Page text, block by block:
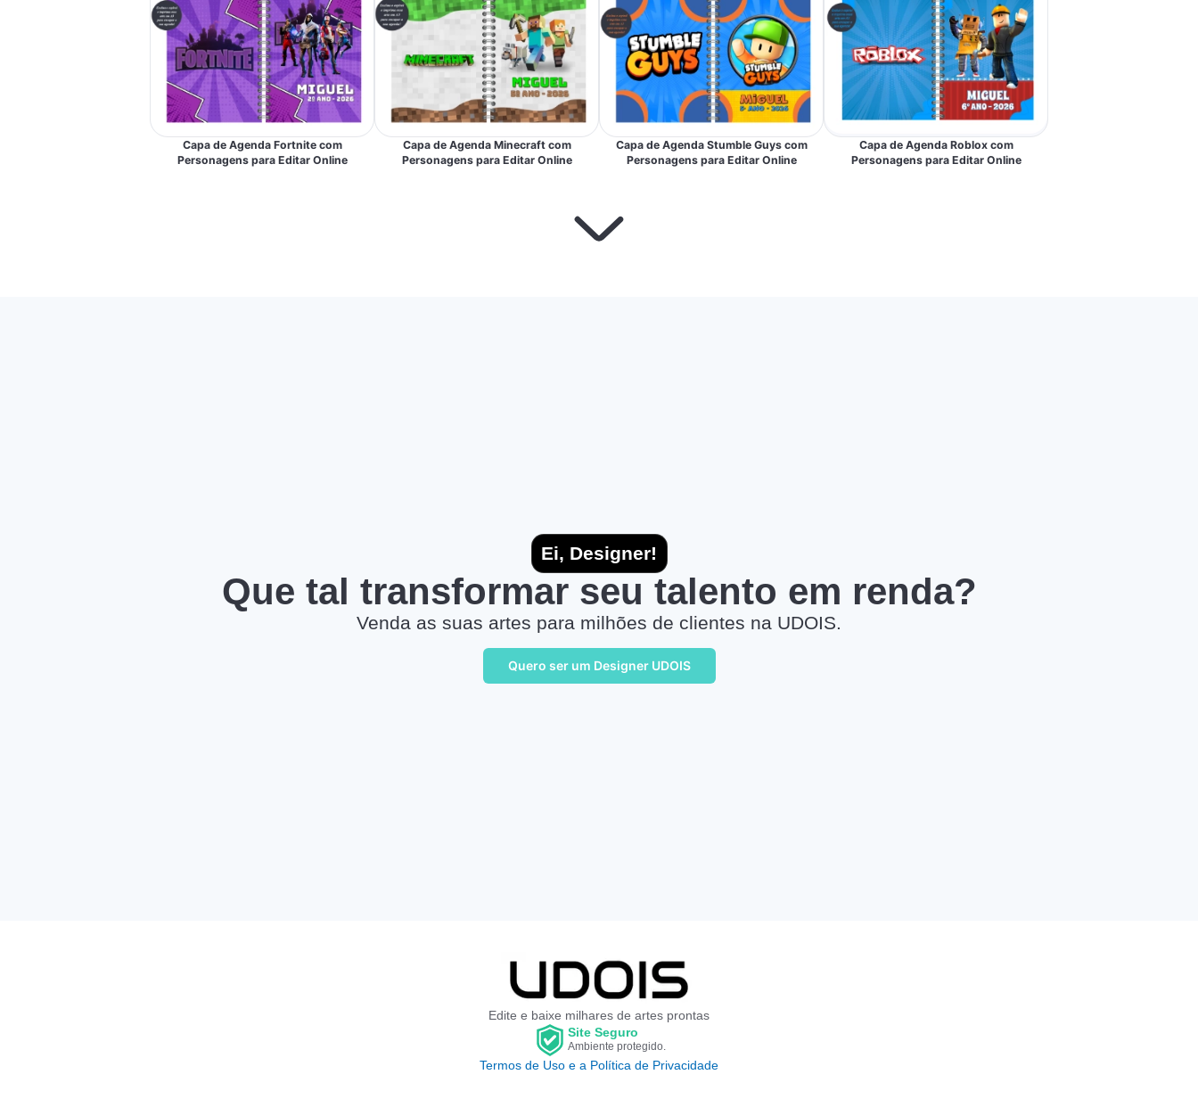
Capa de Agenda Fortnite com
Personagens para Editar Online
Capa de Agenda Minecraft com
Personagens para Editar Online
Capa de Agenda Stumble Guys com
Personagens para Editar Online
Capa de Agenda Roblox com
Personagens para Editar Online
Ei, Designer!
Que tal transformar seu talento em renda?
Venda as suas artes para milhões de clientes na UDOIS.
Quero ser um Designer UDOIS
Edite e baixe milhares de artes prontas
Site Seguro
Ambiente protegido.
Termos de Uso e a Política de Privacidade